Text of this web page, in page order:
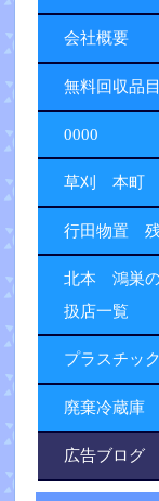
会社概要
無料回収品目
0000
草刈 本町
行田物置
北本 鴻巣の
扱店一覧
プラスチッ
廃棄冷蔵庫
広告ブログ